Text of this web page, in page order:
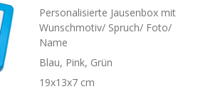
Personalisierte Jausenbox mit
Wunschmotiv/ Spruch/ Foto/
Name
Blau, Pink, Grün
19x13x7 cm